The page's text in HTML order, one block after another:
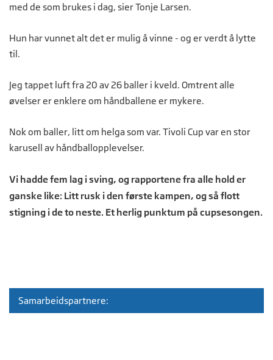
med de som brukes i dag, sier Tonje Larsen.
Hun har vunnet alt det er mulig å vinne - og er verdt å lytte
til.
Jeg tappet luft fra 20 av 26 baller i kveld. Omtrent alle
øvelser er enklere om håndballene er mykere.
Nok om baller, litt om helga som var. Tivoli Cup var en stor
karusell av håndballopplevelser.
Vi hadde fem lag i sving, og rapportene fra alle hold er
ganske like: Litt rusk i den første kampen, og så flott
stigning i de to neste. Et herlig punktum på cupsesongen.
Samarbeidspartnere: